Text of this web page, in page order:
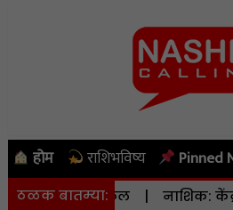
होम राशिभविष्य Pinned
ठळक बातम्या:
रिश्टर स्केल | नाशिक: केंद्रीय